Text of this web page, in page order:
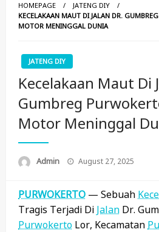
HOMEPAGE
JATENG DIY
KECELAKAAN MAUT DI JALAN DR.
MOTOR MENINGGAL DUNIA
JATENG DIY
Kecelakaan Maut Di
Gumbreg
Motor Meninggal
Admin
Posted
August 27, 2025
PURWOKERTO — Sebuah
Tragis Terjadi Di Jalan Dr.
Purwokerto Lor, Kecamatan